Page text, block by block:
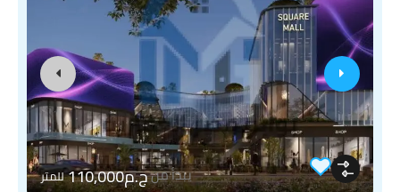
يبدأ منج.م110,000 للمتر